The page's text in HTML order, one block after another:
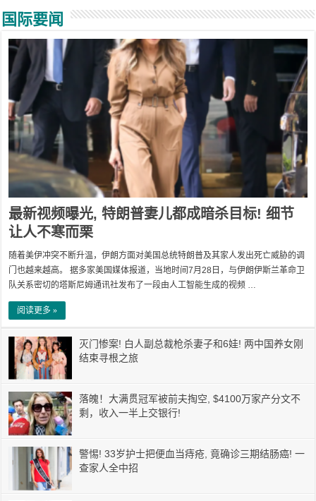
国际要闻
最新视频曝光, 特朗普妻儿都成暗杀目标! 细节
让人不寒而栗
随着美伊冲突不断升温，伊朗方面对美国总统特朗普及其家人发出死亡威胁的调
门也越来越高。 据多家美国媒体报道，当地时间7月28日，与伊朗伊斯兰革命卫
队关系密切的塔斯尼姆通讯社发布了一段由人工智能生成的视频 …
阅读更多 »
灭门惨案! 白人副总裁枪杀妻子和6娃! 两中国养女刚
结束寻根之旅
落魄！大满贯冠军被前夫掏空, $4100万家产分文不
剩，收入一半上交银行!
警惕! 33岁护士把便血当痔疮, 竟确诊三期结肠癌! 一
查家人全中招